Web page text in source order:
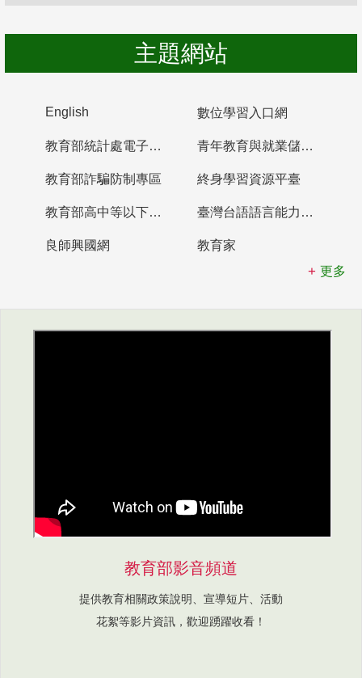
主題網站
English 數位學習入口網
教育部統計處電子書櫃 青年教育與就業儲蓄帳戶
教育部詐騙防制專區 終身學習資源平臺
教育部高中等以下學校及幼兒園教師資格檢定考試 臺灣台語語言能力認證網站
良師興國網
教育家
更多
教育部影音頻道
提供教育相關政策說明、宣導短片、活動
花絮等影片資訊，歡迎踴躍收看！